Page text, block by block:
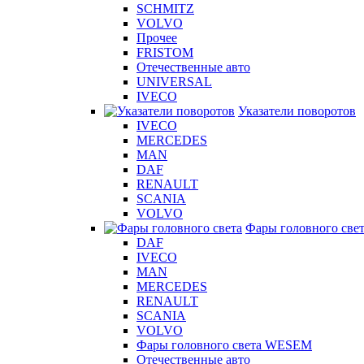
SCHMITZ
VOLVO
Прочее
FRISTOM
Отечественные авто
UNIVERSAL
IVECO
Указатели поворотов
IVECO
MERCEDES
MAN
DAF
RENAULT
SCANIA
VOLVO
Фары головного
DAF
IVECO
MAN
MERCEDES
RENAULT
SCANIA
VOLVO
Фары головного света WESEM
Отечественные авто